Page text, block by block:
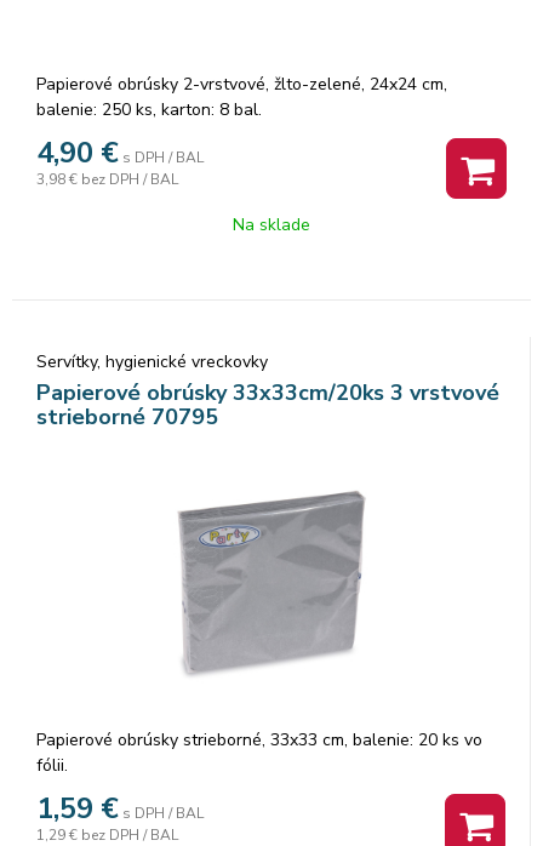
Papierové obrúsky 2-vrstvové, žlto-zelené, 24x24 cm,
balenie: 250 ks, karton: 8 bal.
4,90 € s DPH / BAL
3,98 € bez DPH / BAL
Na sklade
Servítky, hygienické vreckovky
Papierové obrúsky 33x33cm/20ks 3 vrstvové
strieborné 70795
Papierové obrúsky strieborné, 33x33 cm, balenie: 20 ks vo
fólii.
1,59 € s DPH / BAL
1,29 € bez DPH / BAL